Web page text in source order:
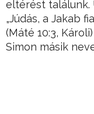
eltérést találunk.
„Júdás, a Jakab
(Máté 10:3,
Simon másik